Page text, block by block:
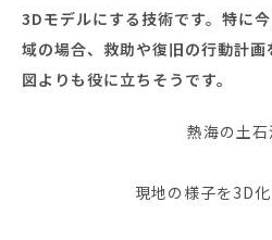
3Dモデルにする技術です。特に
域の場合、救助や復旧の行動計
図よりも役に立ちそうです。
熱海の土石
現地の様子を3D化